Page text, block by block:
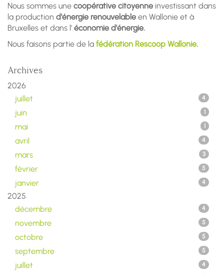
Nous sommes une coopérative citoyenne investissant dans
la production d'énergie renouvelable en Wallonie et à
Bruxelles et dans l' économie d'énergie.
Nous faisons partie de la fédération Rescoop Wallonie.
Archives
2026
juillet
4
juin 1
mai 1
avril 4
mars 3
février 5
janvier 4
2025
décembre
4
novembre 5
octobre 5
septembre 5
juillet 4